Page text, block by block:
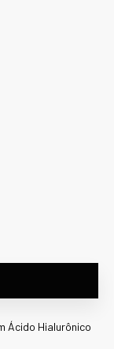
Ácido Hialurônico